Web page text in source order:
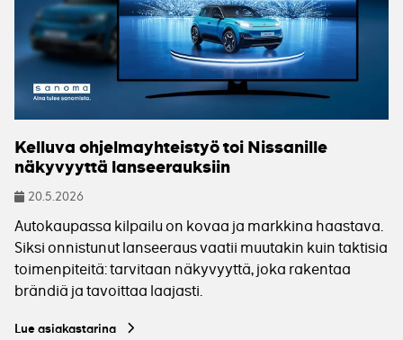
Kelluva ohjelmayhteistyö toi Nissanille
näkyvyyttä lanseerauksiin
Julkaistu
20.5.2026
Autokaupassa kilpailu on kovaa ja markkina haastava.
Siksi onnistunut lanseeraus vaatii muutakin kuin taktisia
toimenpiteitä: tarvitaan näkyvyyttä, joka rakentaa
brändiä ja tavoittaa laajasti.
Lue asiakastarina